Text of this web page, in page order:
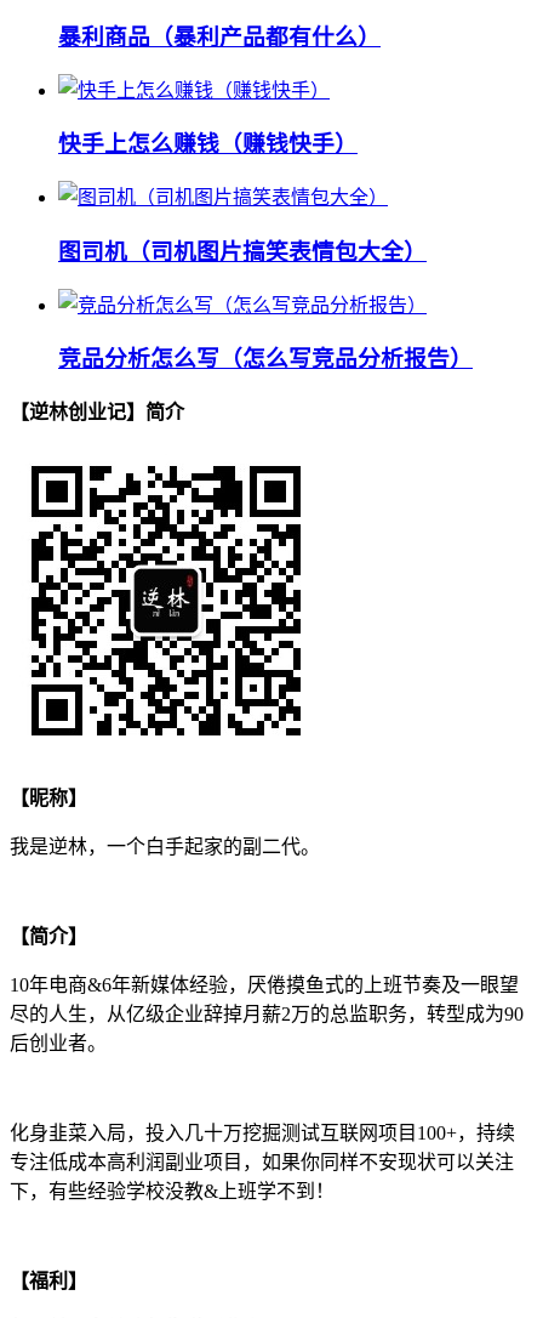
暴利商品（暴利产品都有什么）
快手上怎么赚钱（赚钱快手）
图司机（司机图片搞笑表情包大全）
竞品分析怎么写（怎么写竞品分析报告）
【逆林创业记】简介
【昵称】
我是逆林，一个白手起家的副二代。
【简介】
10年电商&6年新媒体经验，厌倦摸鱼式的上班节奏及一眼望
尽的人生，从亿级企业辞掉月薪2万的总监职务，转型成为90
后创业者。
化身韭菜入局，投入几十万挖掘测试互联网项目100+，持续
专注低成本高利润副业项目，如果你同样不安现状可以关注
下，有些经验学校没教&上班学不到！
【福利】